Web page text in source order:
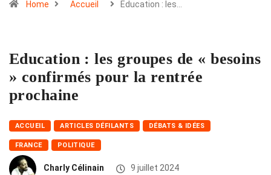
Home Accueil Education : les…
Education : les groupes de « besoins
» confirmés pour la rentrée
prochaine
ACCUEIL ARTICLES DÉFILANTS DÉBATS & IDÉES
FRANCE POLITIQUE
Charly Célinain 9 juillet 2024